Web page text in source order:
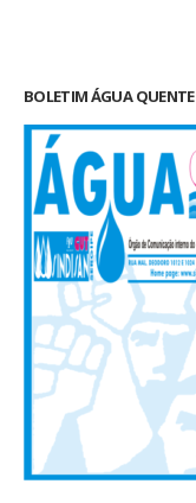
BOLETIM ÁGUA QUENTE